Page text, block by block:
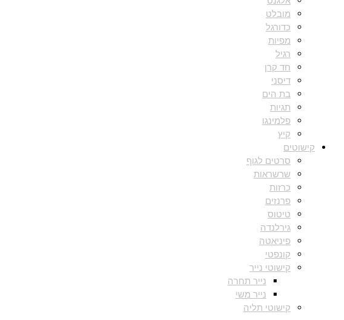
מובלט
כדורגל
מפיות
רגיל
חד קרן
דיסני
בת הים
תגיות
פלמינגו
קיץ
קישוטים
סרטים לגוף
שרשראות
כרזות
פרנזים
טיטוס
גירלנדה
פיניאטה
קונפטי
קישוטי נייר
נייר תחרה
נייר משי
קישוטי תליה